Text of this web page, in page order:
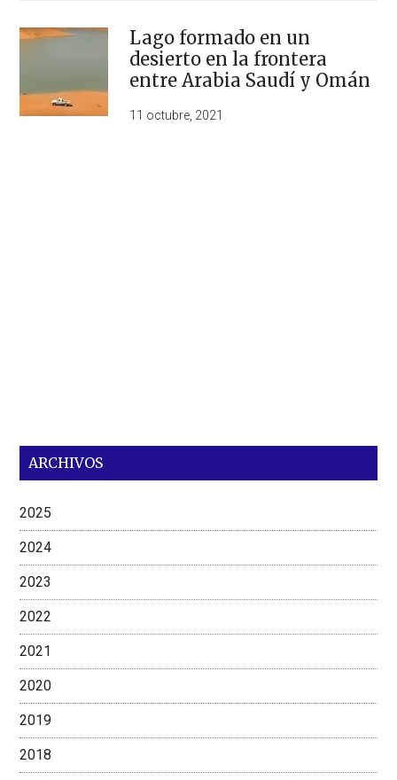
Lago formado en un
desierto en la frontera
entre Arabia Saudí y Omán
11 octubre, 2021
ARCHIVOS
2025
2024
2023
2022
2021
2020
2019
2018